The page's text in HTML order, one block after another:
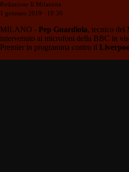
Redazione Il Milanista
1 gennaio 2019 - 10:30
MILANO - Pep Guardiola, tecnico del
intervenuto ai microfoni della BBC in
Premier in programma contro il